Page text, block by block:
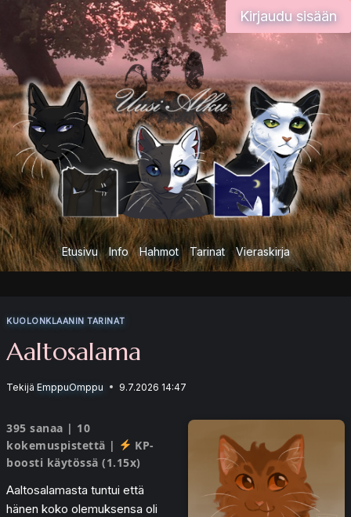
Siirry
sisältöön
Kirjaudu sisään
Etusivu Info Hahmot Tarinat Vieraskirja
KUOLONKLAANIN TARINAT
Aaltosalama
Tekijä EmppuOmppu 9.7.2026 14:47
395 sanaa | 10
kokemuspistettä |
KP-
boosti käytössä (1.15x)
Aaltosalamasta tuntui että
hänen koko olemuksensa oli